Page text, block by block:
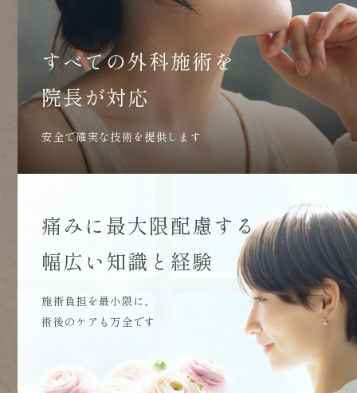
すべての外科施術を
院長が対応
安全で確実な技術を提供します
痛みに最大限配慮する
幅広い知識と経験
施術負担を最小限に、
術後のケアも万全です